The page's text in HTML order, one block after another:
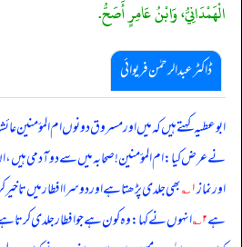
الْهَمْدَانِيُّ، وَابْنُ عَامِرٍ أَصَحُّ.
ڈاکٹر عبدالرحمٰن فریوائی
ابوعطیہ کہتے ہیں کہمیں اور مسروق دونوں ام المؤمنین
نے عرض کیا: ام المؤمنین! صحابہ میں سے دو آدمی
اور نماز۱؎ بھی جلدی پڑھتا ہے اور دوسرا افطار میں تاخیر
ہے۲؎ انہوں نے کہا: وہ کون ہے جو افطار جلدی کرتا